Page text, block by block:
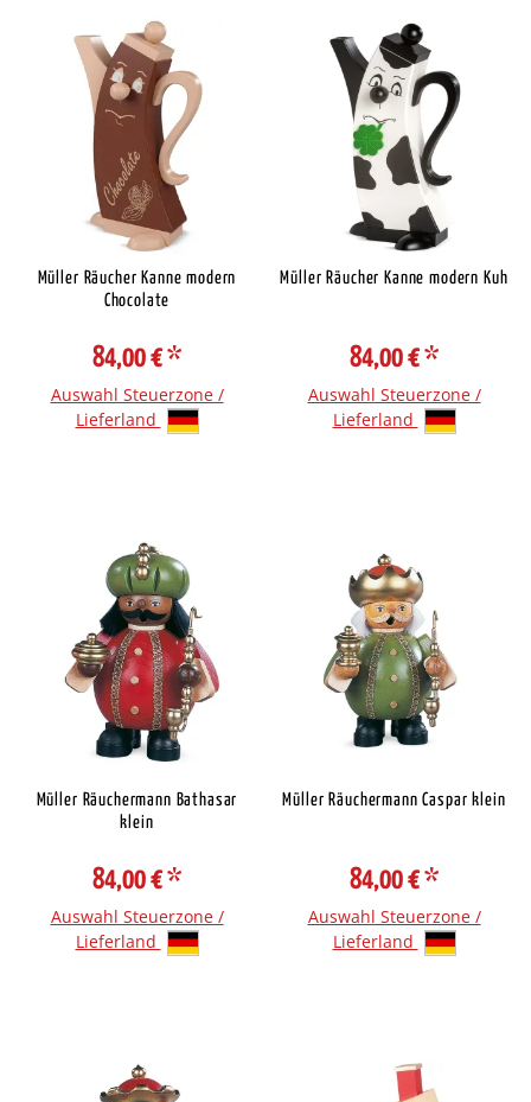
Müller Räucher Kanne modern
Chocolate
84,00 €*
Auswahl Steuerzone /
Lieferland
Müller Räucher Kanne modern Kuh
84,00 €*
Auswahl Steuerzone /
Lieferland
Müller Räuchermann Bathasar
klein
84,00 €*
Auswahl Steuerzone /
Lieferland
Müller Räuchermann Caspar klein
84,00 €*
Auswahl Steuerzone /
Lieferland